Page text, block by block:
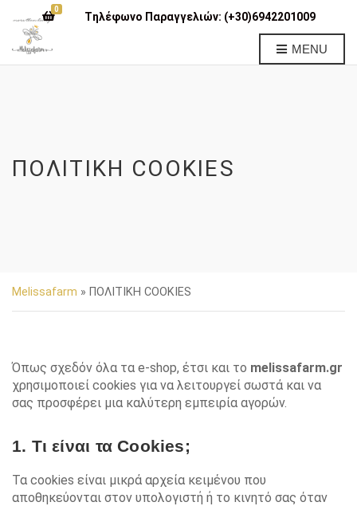
0
Tηλέφωνο Παραγγελιών: (+30)6942201009
MENU
ΠΟΛΙΤΙΚΗ COOKIES
Melissafarm » ΠΟΛΙΤΙΚΗ COOKIES
Όπως σχεδόν όλα τα e-shop, έτσι και το melissafarm.gr
χρησιμοποιεί cookies για να λειτουργεί σωστά και να
σας προσφέρει μια καλύτερη εμπειρία αγορών.
1. Τι είναι τα Cookies;
Τα cookies είναι μικρά αρχεία κειμένου που
αποθηκεύονται στον υπολογιστή ή το κινητό σας όταν